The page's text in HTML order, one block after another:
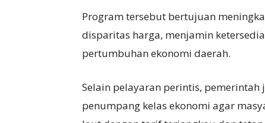
Program tersebut bertujuan
disparitas harga, menjamin
pertumbuhan ekonomi daerah.
Selain pelayaran perintis,
penumpang kelas ekonomi agar